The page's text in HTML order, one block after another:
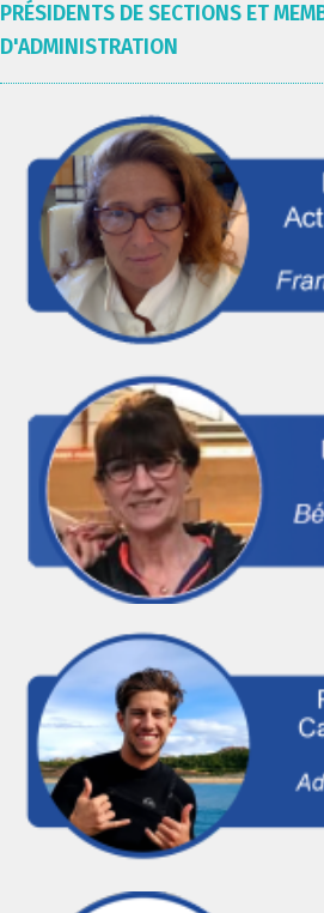
PRÉSIDENTS DE SECTIONS ET
D'ADMINISTRATION